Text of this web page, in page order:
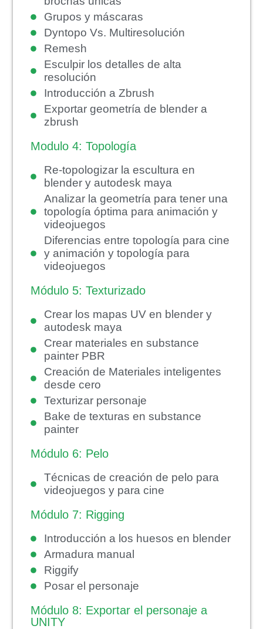
Grupos y máscaras
Dyntopo Vs. Multiresolución
Remesh
Esculpir los detalles de alta
resolución
Introducción a Zbrush
Exportar geometría de blender a
zbrush
Modulo 4: Topología
Re-topologizar la escultura en
blender y autodesk maya
Analizar la geometría para tener una
topología óptima para animación y
videojuegos
Diferencias entre topología para cine
y animación y topología para
videojuegos
Módulo 5: Texturizado
Crear los mapas UV en blender y
autodesk maya
Crear materiales en substance
painter PBR
Creación de Materiales inteligentes
desde cero
Texturizar personaje
Bake de texturas en substance
painter
Módulo 6: Pelo
Técnicas de creación de pelo para
videojuegos y para cine
Módulo 7: Rigging
Introducción a los huesos en blender
Armadura manual
Riggify
Posar el personaje
Módulo 8: Exportar el personaje a
UNITY